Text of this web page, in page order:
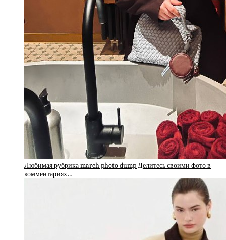
Любимая рубрика march photo dump Делитесь своими фото в
комментариях…